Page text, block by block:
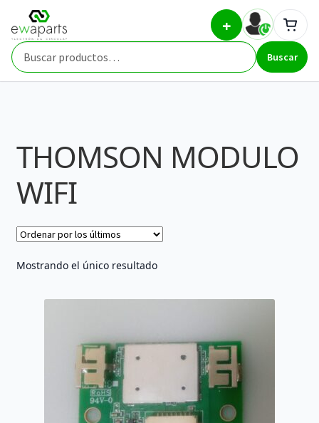
navegación
contenido
Buscar
por:
Buscar
+
Inicio THOMSON MODULO WIFI
THOMSON MODULO
WIFI
Mostrando el único resultado